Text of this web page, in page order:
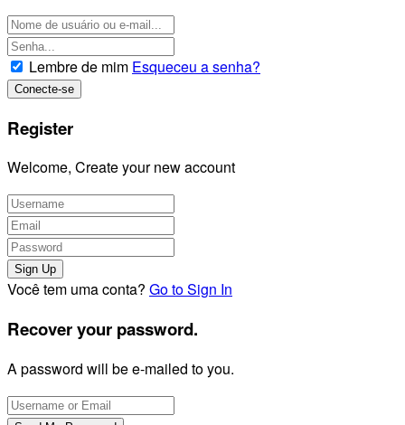
Lembre de mim Esqueceu a senha?
Register
Welcome, Create your new account
Você tem uma conta? Go to Sign In
Recover your password.
A password will be e-mailed to you.